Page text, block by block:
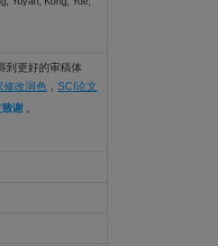
到更好的审稿体
修改润色 ， SCI论文
谢 。